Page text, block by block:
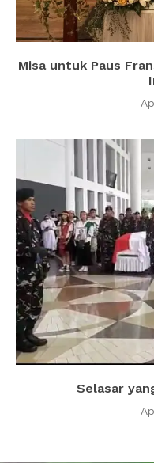
Misa untuk Paus
Selasar